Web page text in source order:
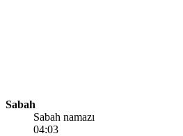
Sabah
Sabah namazı
04:03